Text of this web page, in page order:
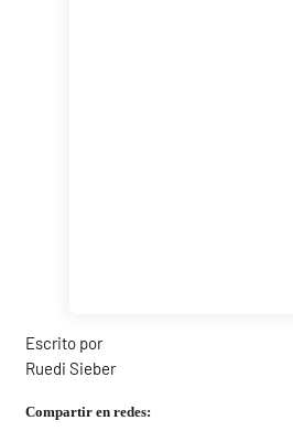
Escrito por
Ruedi Sieber
Compartir en redes: